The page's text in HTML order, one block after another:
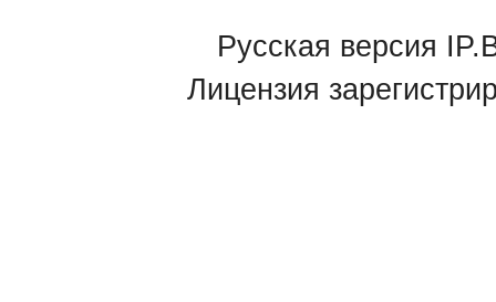
Русская версия
Лицензия